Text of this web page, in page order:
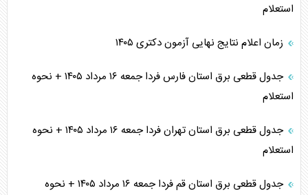
استعلام
زمان اعلام نتایج نهایی آزمون دکتری ۱۴۰۵
جدول قطعی برق استان فارس فردا جمعه ۱۶ مرداد ۱۴۰۵ + نحوه
استعلام
جدول قطعی برق استان تهران فردا جمعه ۱۶ مرداد ۱۴۰۵ + نحوه
استعلام
جدول قطعی برق استان قم فردا جمعه ۱۶ مرداد ۱۴۰۵ + نحوه